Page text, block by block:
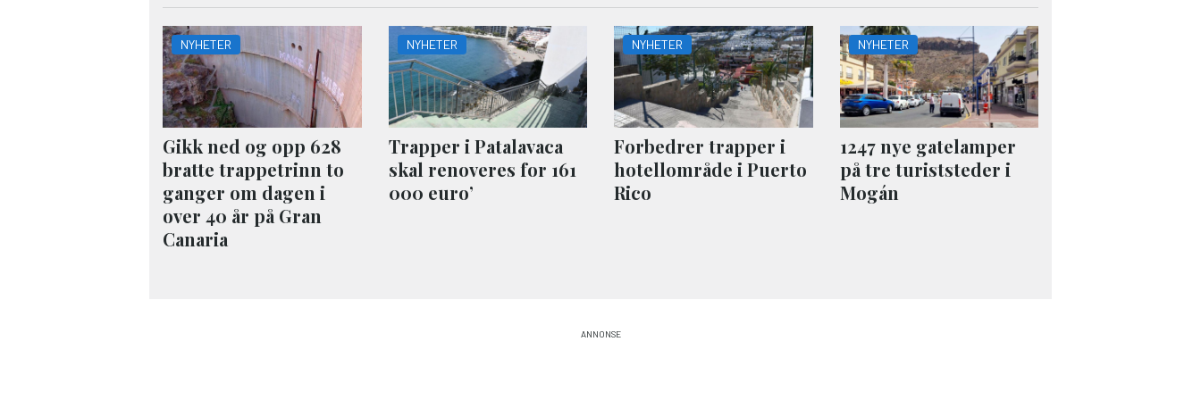
NYHETER
Gikk ned og opp 628
bratte trappetrinn to
ganger om dagen i
over 40 år på Gran
Canaria
NYHETER
Trapper i Patalavaca
skal renoveres for 161
000 euro’
NYHETER
Forbedrer trapper i
hotellområde i Puerto
Rico
NYHETER
1247 nye gatelamper
på tre turiststeder i
Mogán